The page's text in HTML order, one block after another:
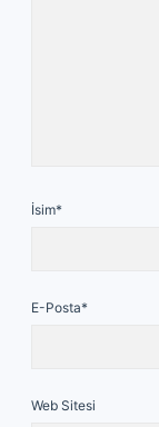
İsim*
E-Posta*
Web Sitesi